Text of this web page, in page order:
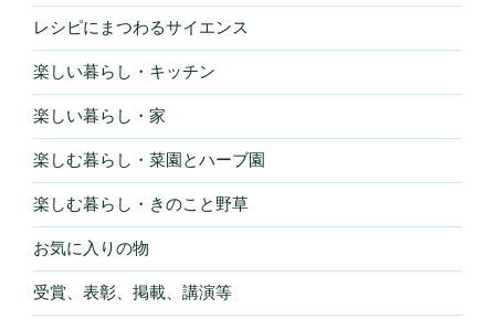
レシピにまつわるサイエンス
楽しい暮らし・キッチン
楽しい暮らし・家
楽しむ暮らし・菜園とハーブ園
楽しむ暮らし・きのこと野草
お気に入りの物
受賞、表彰、掲載、講演等